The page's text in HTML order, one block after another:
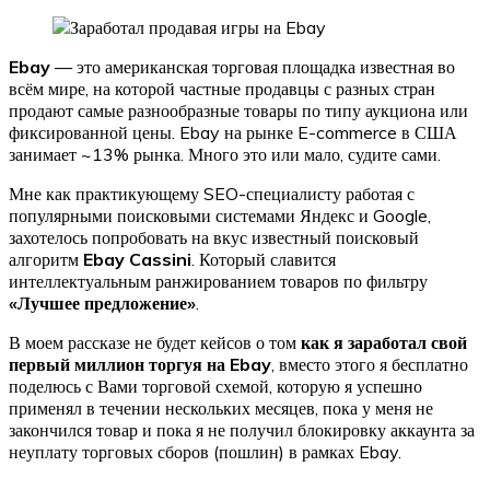
Ebay — это американская торговая площадка известная во
всём мире, на которой частные продавцы с разных стран
продают самые разнообразные товары по типу аукциона или
фиксированной цены. Ebay на рынке E-commerce в США
занимает ~13% рынка. Много это или мало, судите сами.
Мне как практикующему SEO-специалисту работая с
популярными поисковыми системами Яндекс и Google,
захотелось попробовать на вкус известный поисковый
алгоритм Ebay Cassini . Который славится
интеллектуальным ранжированием товаров по фильтру
«Лучшее предложение»
В моем рассказе не будет кейсов о том как я заработал свой
первый миллион торгуя на Ebay , вместо этого я бесплатно
поделюсь с Вами торговой схемой, которую я успешно
применял в течении нескольких месяцев, пока у меня не
закончился товар и пока я не получил блокировку аккаунта за
неуплату торговых сборов (пошлин) в рамках Ebay.